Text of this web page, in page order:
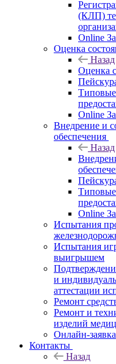
(КЛП)
Online
Оценка
Назад
Оценка
Online
Внедрение и
обеспечения
Назад
Online
Испытания
Испытания
выигрышем
и
аттестации
Ремонт
Ремонт и
изделий
Онлайн-заявка
Контакты
Назад